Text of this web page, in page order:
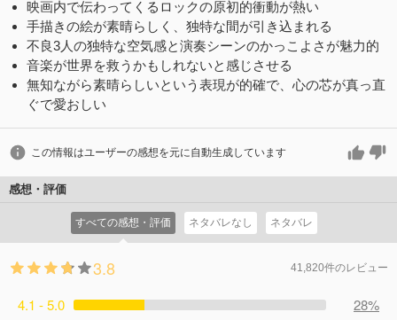
映画内で伝わってくるロックの原初的衝動が熱い
手描きの絵が素晴らしく、独特な間が引き込まれる
不良3人の独特な空気感と演奏シーンのかっこよさが魅力的
音楽が世界を救うかもしれないと感じさせる
無知ながら素晴らしいという表現が的確で、心の芯が真っ直
ぐで愛おしい
この情報はユーザーの感想を元に自動生成しています
感想・評価
すべての感想・評価 ネタバレなし ネタバレ
3.8 41,820件のレビュー
4.1 - 5.0
28%